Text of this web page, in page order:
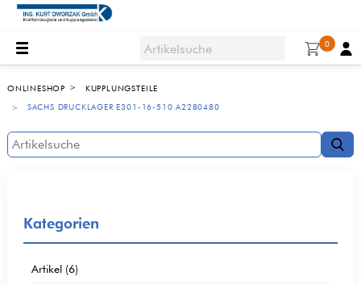
0
ONLINESHOP
KUPPLUNGSTEILE
SACHS DRUCKLAGER E301-16-510 A2280480
Kategorien
Artikel (6)